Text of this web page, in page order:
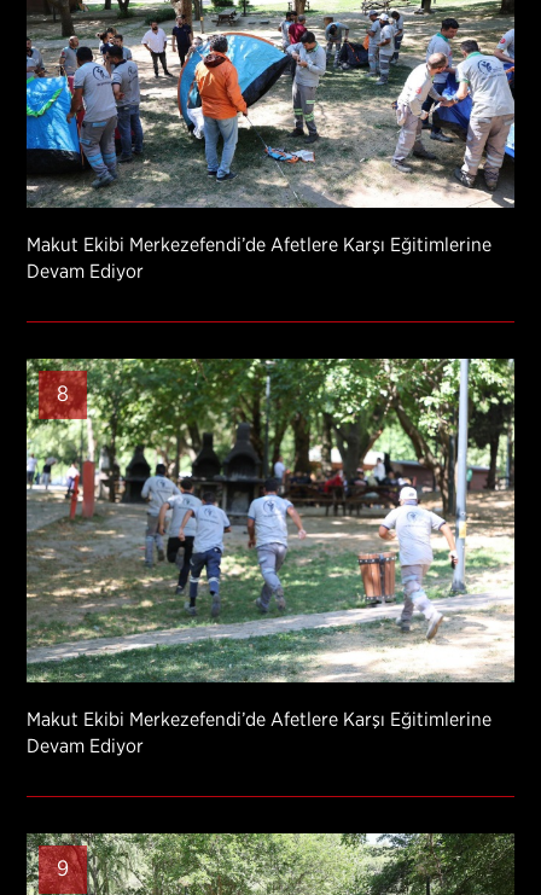
Makut Ekibi Merkezefendi’de Afetlere Karşı Eğitimlerine
Devam Ediyor
8
Makut Ekibi Merkezefendi’de Afetlere Karşı Eğitimlerine
Devam Ediyor
9